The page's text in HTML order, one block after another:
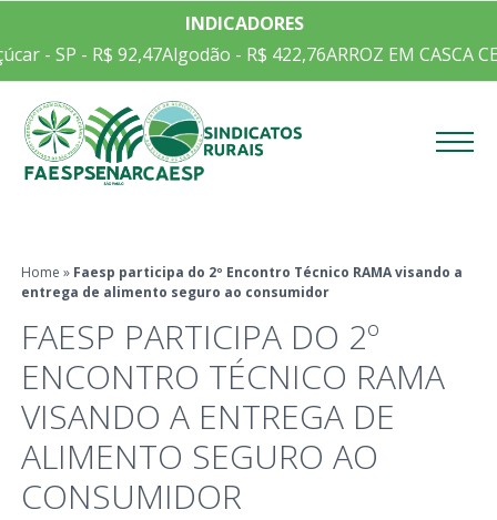
INDICADORES
- SP - R$ 92,47Algodão - R$ 422,76ARROZ EM CASCA
Home » Faesp participa do 2º Encontro Técnico RAMA visando a
entrega de alimento seguro ao consumidor
FAESP PARTICIPA DO 2º
ENCONTRO TÉCNICO RAMA
VISANDO A ENTREGA DE
ALIMENTO SEGURO AO
CONSUMIDOR